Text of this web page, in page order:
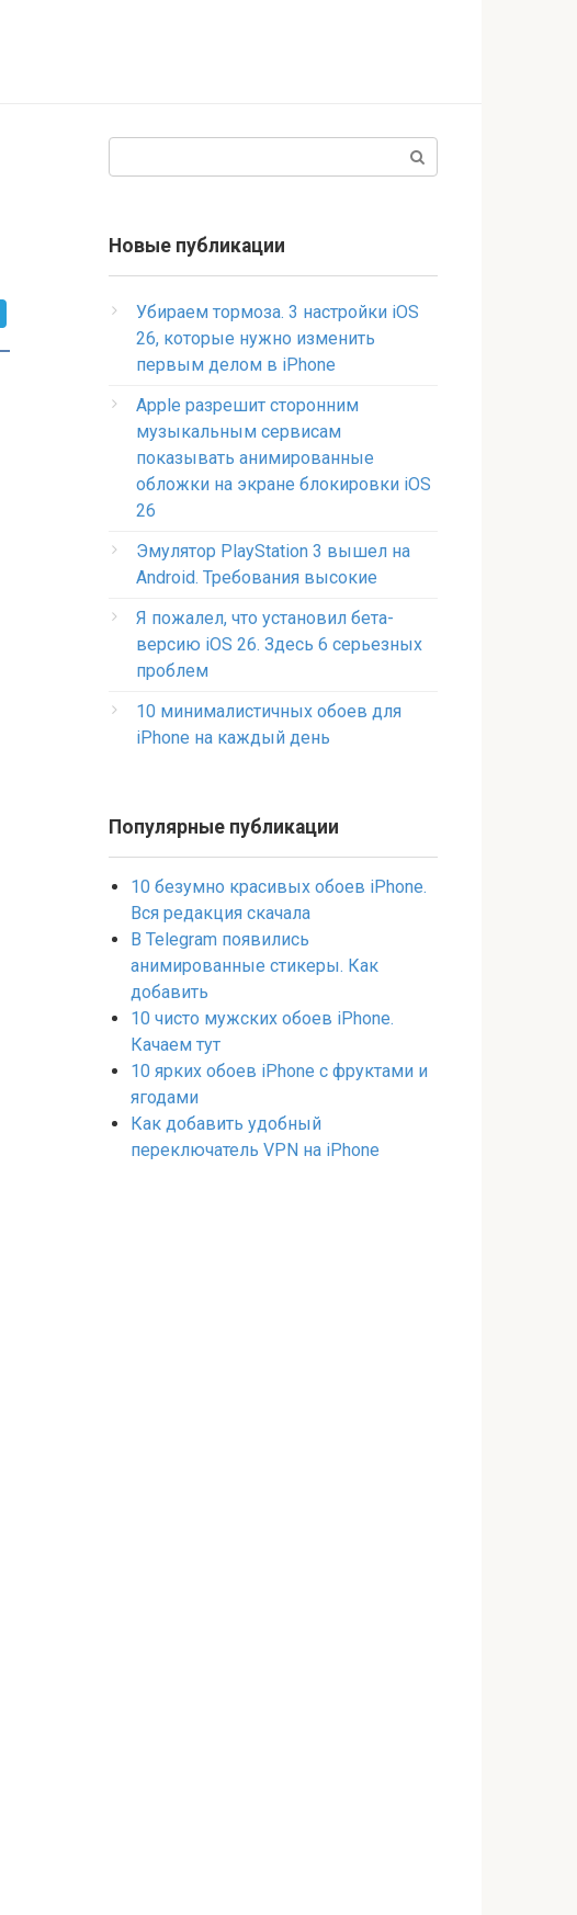
Новые публикации
Убираем тормоза. 3 настройки iOS
26, которые нужно изменить
первым делом в iPhone
Apple разрешит сторонним
музыкальным сервисам
показывать анимированные
обложки на экране блокировки iOS
26
Эмулятор PlayStation 3 вышел на
Android. Требования высокие
Я пожалел, что установил бета-
версию iOS 26. Здесь 6 серьезных
проблем
10 минималистичных обоев для
iPhone на каждый день
Популярные публикации
10 безумно красивых обоев iPhone.
Вся редакция скачала
В Telegram появились
анимированные стикеры. Как
добавить
10 чисто мужских обоев iPhone.
Качаем тут
10 ярких обоев iPhone с фруктами и
ягодами
Как добавить удобный
переключатель VPN на iPhone